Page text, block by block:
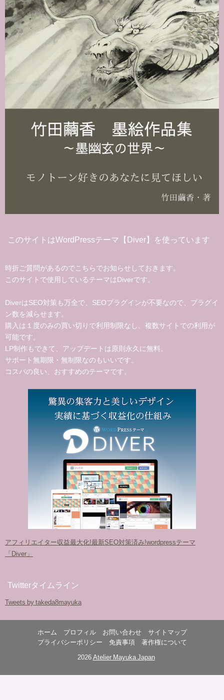
このサイトはWordPressテーマ【Diver】を使っています
時折ご質問があるのでこちらでお知らせしておきます。
このサイトで使用しているテーマはDiverです。
DiverはSEO対策も万全で、SEOプラグインが不要なので、プラグイ
ン数を減らせます。
購入は１度のみの買い切りで利用制限なし。複数サイトでの利用が
可能です。
LP制作もできて、アップデートは原則永久に無料。
サポート無期限・無制限なのもいいです。
コスパの良い、おすすめのテーマです。
アフィリエイター収益最大化!最新SEO対策済み!wordpressテーマ
「Diver」
Twitterタイムライン
Tweets by takeda8mayuka
ホーム プロフィル お問い合わせ
サイトマップ
プライバシーポリシー
免責事項 著作権について
© 2026 Atelier Mayuka Japan